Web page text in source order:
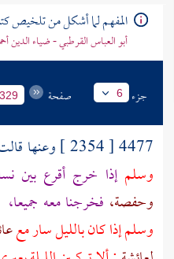
المفهم لما أشكل من تلخيص
أبو العباس القرطبي - ضياء الدين
جزء 6 صفحة 329
4477 [ 2354 ] وعنها قالت:
وسلمإذا خرج أقرع بين
وحفصة، فخرجنا معه جميعا،
وسلم إذا كان بالليل سار مع